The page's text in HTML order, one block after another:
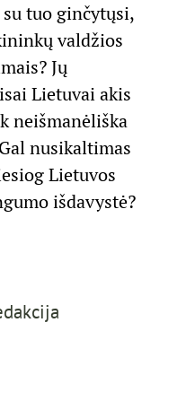
tuo ginčytųsi,
valdžios
Jų
Lietuvai akis
neišmanėliška
nusikaltimas
Lietuvos
išdavystė?